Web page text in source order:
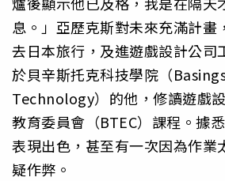
息。」亞歷克斯對未來充滿計畫
去日本旅行，及進遊戲設計公司
於貝辛斯托克科技學院（
Technology）的他，修讀遊戲
教育委員會（BTEC）課程。據
表現出色，甚至有一次因為作業
疑作弊。